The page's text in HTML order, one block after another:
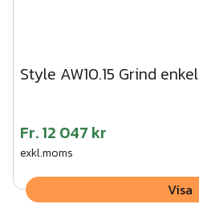
Style AW10.15 Grind enkel
Fr.12 047 kr
exkl.moms
Visa